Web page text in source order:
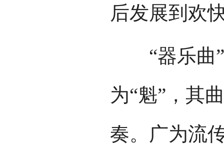
后发展到欢
“器乐曲”
为“魁”，其
奏。广为流